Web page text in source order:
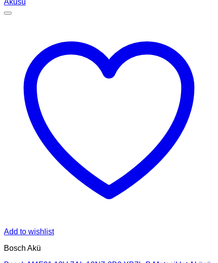
Add to wishlist
Bosch Akü